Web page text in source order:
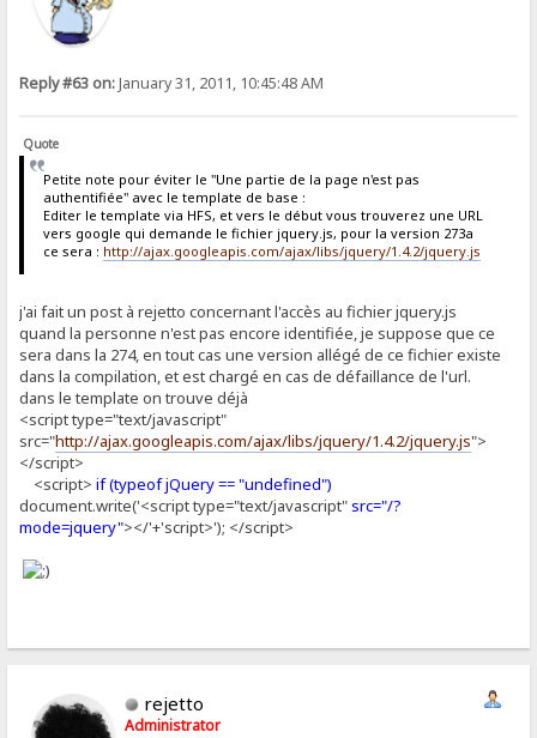
Reply #63 on:January 31, 2011, 10:45:48 AM
Quote
Petite note pour éviter le "Une partie de la page n'est pas
authentifiée" avec le template de base :
Editer le template via HFS, et vers le début vous trouverez une URL
vers google qui demande le fichier jquery.js, pour la version 273a
ce sera : http://ajax.googleapis.com/ajax/libs/jquery/1.4.2/jquery.js
j'ai fait un post à rejetto concernant l'accès au fichier jquery.js
quand la personne n'est pas encore identifiée, je suppose que ce
sera dans la 274, en tout cas une version allégé de ce fichier existe
dans la compilation, et est chargé en cas de défaillance de l'url.
dans le template on trouve déjà
<script type="text/javascript"
src="http://ajax.googleapis.com/ajax/libs/jquery/1.4.2/jquery.js">
</script>
<script>if (typeof jQuery == "undefined")
document.write('<script type="text/javascript"src="/?
mode=jquery"></'+'script>'); </script>
rejetto
Administrator